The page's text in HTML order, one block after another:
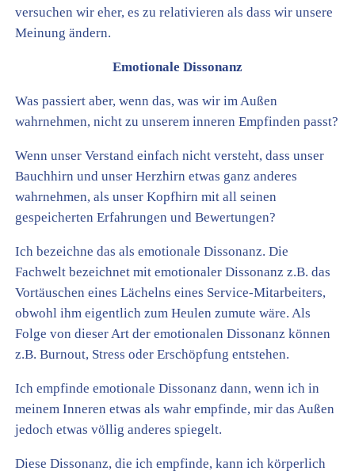
versuchen wir eher, es zu relativieren als dass wir unsere
Meinung ändern.
Emotionale Dissonanz
Was passiert aber, wenn das, was wir im Außen
wahrnehmen, nicht zu unserem inneren Empfinden passt?
Wenn unser Verstand einfach nicht versteht, dass unser
Bauchhirn und unser Herzhirn etwas ganz anderes
wahrnehmen, als unser Kopfhirn mit all seinen
gespeicherten Erfahrungen und Bewertungen?
Ich bezeichne das als emotionale Dissonanz. Die
Fachwelt bezeichnet mit emotionaler Dissonanz z.B. das
Vortäuschen eines Lächelns eines Service-Mitarbeiters,
obwohl ihm eigentlich zum Heulen zumute wäre. Als
Folge von dieser Art der emotionalen Dissonanz können
z.B. Burnout, Stress oder Erschöpfung entstehen.
Ich empfinde emotionale Dissonanz dann, wenn ich in
meinem Inneren etwas als wahr empfinde, mir das Außen
jedoch etwas völlig anderes spiegelt.
Diese Dissonanz, die ich empfinde, kann ich körperlich